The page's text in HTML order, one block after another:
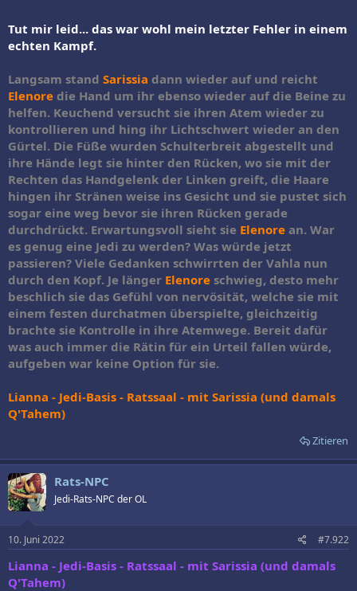
Tut mir leid... das war wohl mein letzter Fehler in einem
echten Kampf.
Langsam stand Sarissia dann wieder auf und reicht
Elenore die Hand um ihr ebenso wieder auf die Beine zu
helfen. Keuchend versucht sie ihren Atem wieder zu
kontrollieren und hing ihr Lichtschwert wieder an den
Gürtel. Die Füße wurden Schulterbreit abgestellt und
ihre Hände legt sie hinter den Rücken, wo sie mit der
Rechten das Handgelenk der Linken greift, die Haare
hingen ihr Stränen weise ins Gesicht und sie pustet sich
sogar eine weg bevor sie ihren Rücken gerade
durchdrückt. Erwartungsvoll sieht sie Elenore an. War
es genug eine Jedi zu werden? Was würde jetzt
passieren? Viele Gedanken schwirrten der Vahla nun
durch den Kopf. Je länger Elenore schwieg, desto mehr
beschlich sie das Gefühl von nervösität, welche sie mit
einem festen durchatmen überspielte, gleichzeitig
brachte sie Kontrolle in ihre Atemwege. Bereit dafür
was auch immer die Rätin für ein Urteil fallen würde,
aufgeben war keine Option für sie.
Lianna - Jedi-Basis - Ratssaal - mit Sarissia (und damals
Q'Tahem)
Zitieren
Rats-NPC
Jedi-Rats-NPC der OL
10. Juni 2022 #7.922
Lianna - Jedi-Basis - Ratssaal - mit Sarissia (und damals
Q'Tahem)